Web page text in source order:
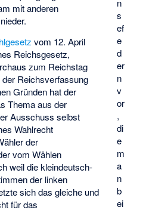
n
s
ef
e
d
er
n
v
or
,
di
e
m
a
n
b
ei
mit anderen
vom 12. April
Reichsgesetz,
zum Reichstag
Reichsverfassung
Gründen hat der
Thema aus der
Ausschuss selbst
Wahlrecht
der
vom Wählen
weil die kleindeutsch-
der linken
sich das gleiche und
für das